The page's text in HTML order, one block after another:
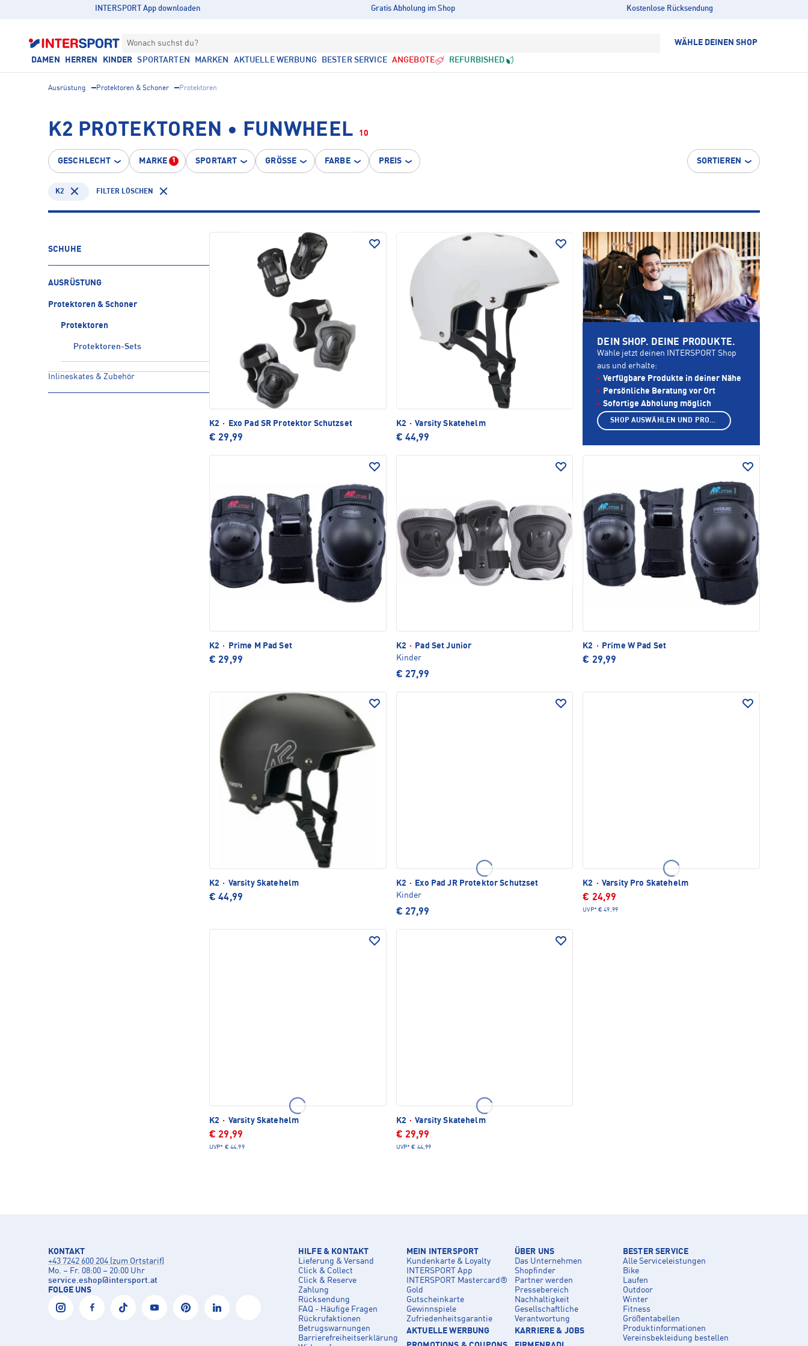
INTERSPORT App downloaden Gratis Abholung im Shop Kostenlose Rücksendung
Wonach suchst du? WÄHLE DEINEN SHOP
DAMEN HERREN KINDER SPORTARTEN MARKEN AKTUELLE WERBUNG BESTER SERVICE ANGEBOTE REFURBISHED
Ausrüstung Protektoren & Schoner Protektoren
K2 PROTEKTOREN • FUNWHEEL 10
GESCHLECHT MARKE 1 SPORTART GRÖSSE FARBE PREIS SORTIEREN
K2 FILTER LÖSCHEN
SCHUHE
AUSRÜSTUNG
Protektoren & Schoner
Protektoren
Protektoren-Sets
Inlineskates & Zubehör
K2 · Exo Pad SR Protektor Schutzset
€ 29,99
K2 · Varsity Skatehelm
€ 44,99
K2 · Prime M Pad Set
€ 29,99
K2 ·
Pad Set Junior
Kinder
€ 27,99
K2 · Prime W Pad Set
€ 29,99
K2 · Varsity Skatehelm
€ 44,99
K2 ·
Exo Pad JR Protektor Schutzset
Kinder
€ 27,99
K2 · Varsity Pro Skatehelm
€ 24,99
UVP* € 49,99
K2 · Varsity Skatehelm
€ 29,99
UVP* € 44,99
K2 · Varsity Skatehelm
€ 29,99
UVP* € 44,99
DEIN SHOP. DEINE PRODUKTE.
Wähle jetzt deinen INTERSPORT Shop
aus und erhalte:
Verfügbare Produkte in deiner Nähe
Persönliche Beratung vor Ort
Sofortige Abholung möglich
SHOP AUSWÄHLEN UND PRODUKTE ANZEIGEN
KONTAKT
+43 7242 600 204 (zum Ortstarif)
Mo. – Fr. 08:00 – 20:00 Uhr
service.eshop@intersport.at
FOLGE UNS
HILFE & KONTAKT
Lieferung & Versand
Click & Collect
Click & Reserve
Zahlung
Rücksendung
FAQ - Häufige Fragen
Rückrufaktionen
Betrugswarnungen
Barrierefreiheitserklärung
MEIN INTERSPORT
Kundenkarte & Loyalty
INTERSPORT App
INTERSPORT Mastercard®
Gold
Gutscheinkarte
Gewinnspiele
Zufriedenheitsgarantie
AKTUELLE WERBUNG
ÜBER UNS
Das Unternehmen
Shopfinder
Partner werden
Pressebereich
Nachhaltigkeit
Gesellschaftliche
Verantwortung
KARRIERE & JOBS
BESTER SERVICE
Alle Serviceleistungen
Bike
Laufen
Outdoor
Winter
Fitness
Größentabellen
Produktinformationen
Vereinsbekleidung bestellen